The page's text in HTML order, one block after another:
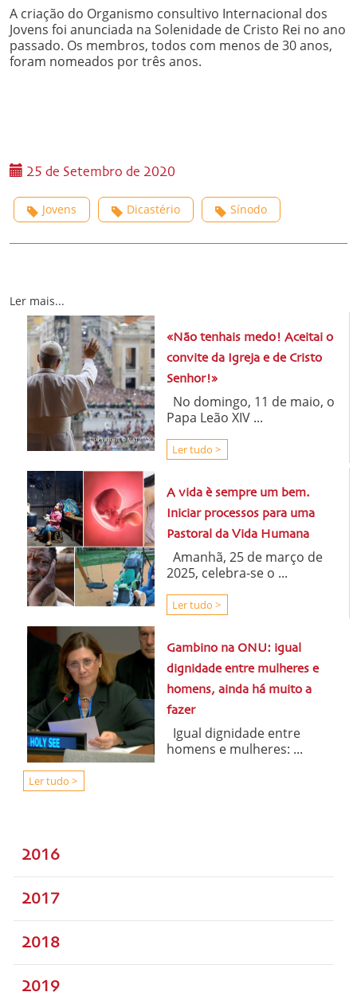
A criação do Organismo consultivo Internacional dos
Jovens foi anunciada na Solenidade de Cristo Rei no ano
passado. Os membros, todos com menos de 30 anos,
foram nomeados por três anos.
25 de Setembro de 2020
Jovens Dicastério Sínodo
Ler mais...
«Não tenhais medo! Aceitai o
convite da Igreja e de Cristo
Senhor!»
No domingo, 11 de maio, o
Papa Leão XIV ...
Ler tudo >
A vida è sempre um bem.
Iniciar processos para uma
Pastoral da Vida Humana
Amanhã, 25 de março de
2025, celebra-se o ...
Ler tudo >
Gambino na ONU: igual
dignidade entre mulheres e
homens, ainda há muito a
fazer
Igual dignidade entre
homens e mulheres: ...
Ler tudo >
2016
2017
2018
2019